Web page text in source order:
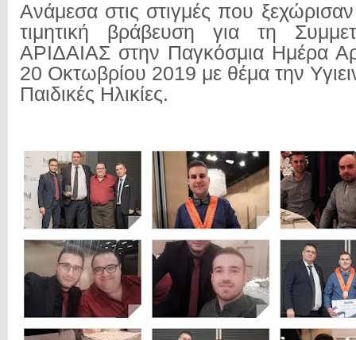
Ανάμεσα στις στιγμές που
τιμητική βράβευση για τη
ΑΡΙΔΑΙΑΣ στην Παγκόσμια Ημέρα
20 Οκτωβρίου 2019 με θέμα την
Παιδικές Ηλικίες.